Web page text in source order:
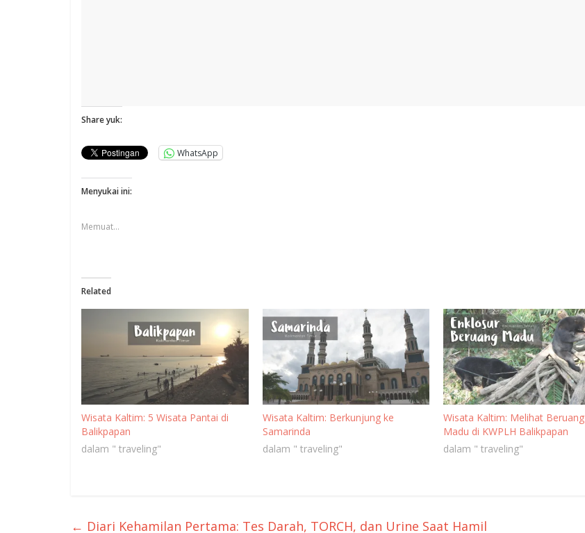
Share yuk:
WhatsApp
Menyukai ini:
Memuat...
Related
Wisata Kaltim: 5 Wisata Pantai di
Balikpapan
dalam " traveling"
Wisata Kaltim: Berkunjung ke
Samarinda
dalam " traveling"
Wisata Kaltim: Melihat Beruang
Madu di KWPLH Balikpapan
dalam " traveling"
← Diari Kehamilan Pertama: Tes Darah, TORCH, dan Urine Saat Hamil